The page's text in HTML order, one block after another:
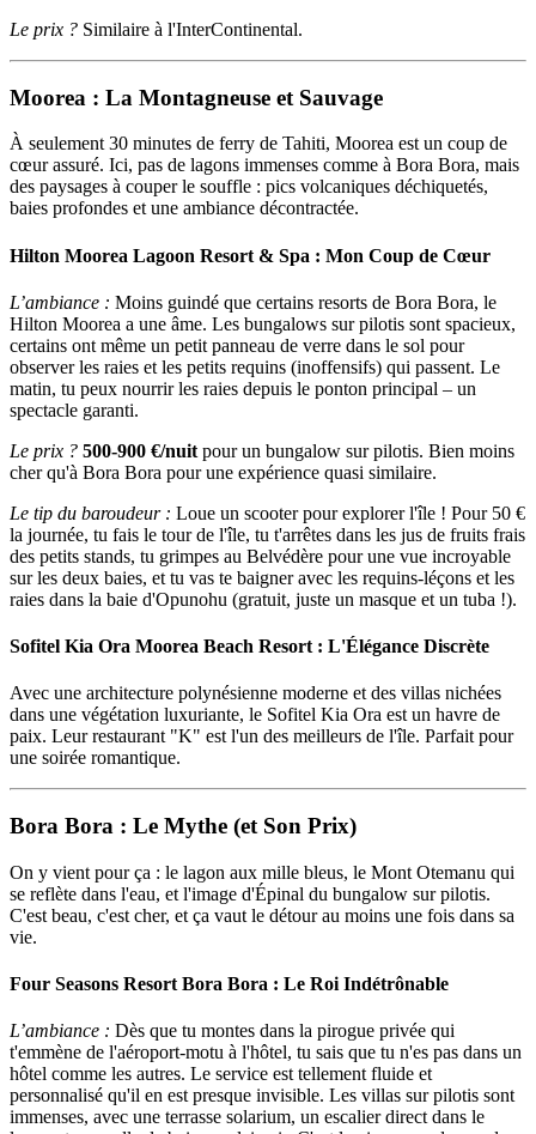
Le prix ? Similaire à l'InterContinental.
Moorea : La Montagneuse et Sauvage
À seulement 30 minutes de ferry de Tahiti, Moorea est un coup de
cœur assuré. Ici, pas de lagons immenses comme à Bora Bora, mais
des paysages à couper le souffle : pics volcaniques déchiquetés,
baies profondes et une ambiance décontractée.
Hilton Moorea Lagoon Resort & Spa : Mon Coup de Cœur
L’ambiance : Moins guindé que certains resorts de Bora Bora, le
Hilton Moorea a une âme. Les bungalows sur pilotis sont spacieux,
certains ont même un petit panneau de verre dans le sol pour
observer les raies et les petits requins (inoffensifs) qui passent. Le
matin, tu peux nourrir les raies depuis le ponton principal – un
spectacle garanti.
Le prix ? 500-900 €/nuit pour un bungalow sur pilotis. Bien moins
cher qu'à Bora Bora pour une expérience quasi similaire.
Le tip du baroudeur : Loue un scooter pour explorer l'île ! Pour 50 €
la journée, tu fais le tour de l'île, tu t'arrêtes dans les jus de fruits frais
des petits stands, tu grimpes au Belvédère pour une vue incroyable
sur les deux baies, et tu vas te baigner avec les requins-léçons et les
raies dans la baie d'Opunohu (gratuit, juste un masque et un tuba !).
Sofitel Kia Ora Moorea Beach Resort : L'Élégance Discrète
Avec une architecture polynésienne moderne et des villas nichées
dans une végétation luxuriante, le Sofitel Kia Ora est un havre de
paix. Leur restaurant "K" est l'un des meilleurs de l'île. Parfait pour
une soirée romantique.
Bora Bora : Le Mythe (et Son Prix)
On y vient pour ça : le lagon aux mille bleus, le Mont Otemanu qui
se reflète dans l'eau, et l'image d'Épinal du bungalow sur pilotis.
C'est beau, c'est cher, et ça vaut le détour au moins une fois dans sa
vie.
Four Seasons Resort Bora Bora : Le Roi Indétrônable
L’ambiance : Dès que tu montes dans la pirogue privée qui
t'emmène de l'aéroport-motu à l'hôtel, tu sais que tu n'es pas dans un
hôtel comme les autres. Le service est tellement fluide et
personnalisé qu'il en est presque invisible. Les villas sur pilotis sont
immenses, avec une terrasse solarium, un escalier direct dans le